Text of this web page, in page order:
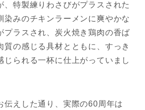
、特製練りわさびがプラスされた
染みのチキンラーメンに爽やかな
プラスされ、炭火焼き鶏肉の香ば
質の感じる具材とともに、すっき
じられる一杯に仕上がっていまし
伝えした通り、実際の60周年は